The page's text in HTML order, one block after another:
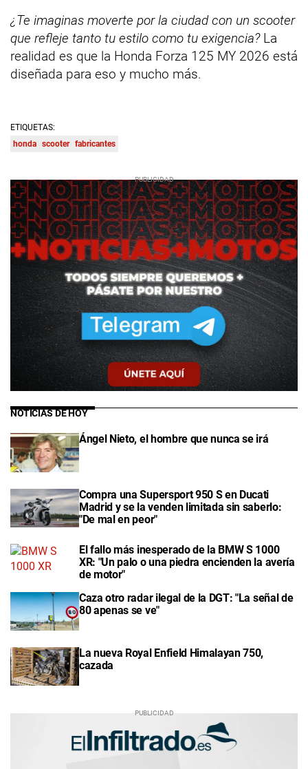
¿Te imaginas moverte por la ciudad con un scooter
que refleje tanto tu estilo como tu exigencia?La
realidad es que la Honda Forza 125 MY 2026 está
diseñada para eso y mucho más.
ETIQUETAS:
honda scooter fabricantes
NOTICIAS DE HOY
Ángel Nieto, el hombre que nunca se irá
Compra una Supersport 950 S en Ducati
Madrid y se la venden limitada sin saberlo:
"De mal en peor"
El fallo más inesperado de la BMW S 1000
XR: "Un palo o una piedra encienden la avería
de motor"
Caza otro radar ilegal de la DGT: "La señal de
80 apenas se ve"
La nueva Royal Enfield Himalayan 750,
cazada